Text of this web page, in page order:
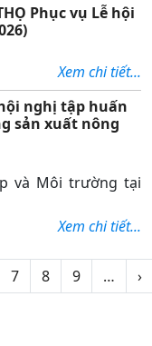
Phục vụ Lễ hội
Xem chi tiết...
nghị tập huấn
sản xuất nông
và Môi trường tại
Xem chi tiết...
7 8 9 … ›